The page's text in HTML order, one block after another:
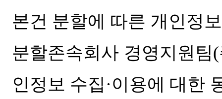
본건 분할에 따른 개인정
분할존속회사 경영지원팀(
인정보 수집 ·이용에 대한